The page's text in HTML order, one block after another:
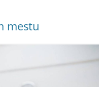
mestu